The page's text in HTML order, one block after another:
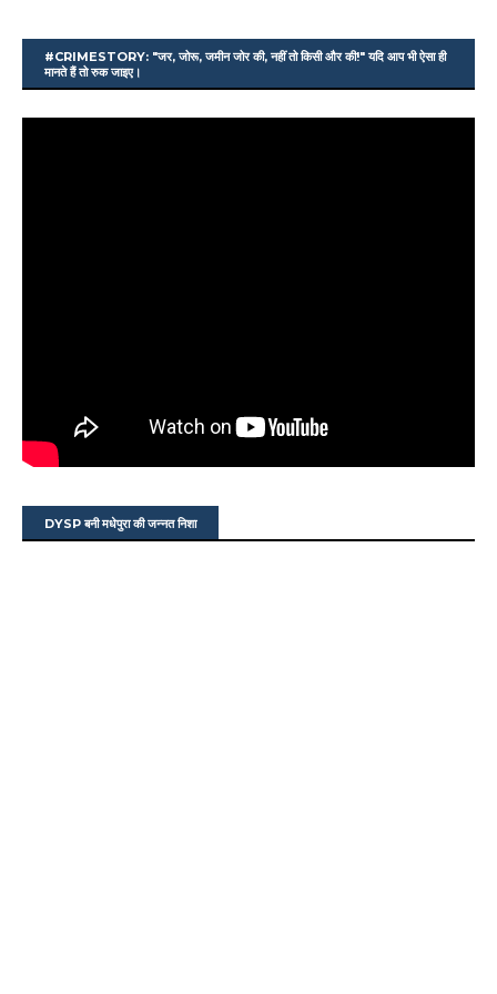
#CRIMESTORY: "जर, जोरू, जमीन जोर की, नहीं तो किसी और की!" यदि आप भी ऐसा ही
मानते हैं तो रुक जाइए।
DYSP बनी मधेपुरा की जन्नत निशा